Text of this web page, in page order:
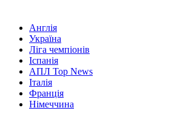
Англія
Україна
Ліга чемпіонів
Іспанія
АПЛ Top News
Італія
Франція
Німеччина